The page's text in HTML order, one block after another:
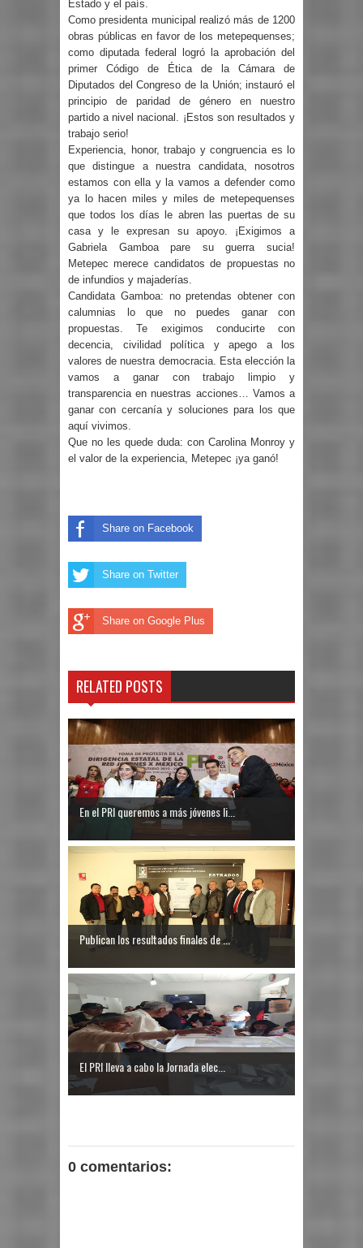
Estado y el país.
Como presidenta municipal realizó más de 1200
obras públicas en favor de los metepequenses;
como diputada federal logró la aprobación del
primer Código de Ética de la Cámara de
Diputados del Congreso de la Unión; instauró el
principio de paridad de género en nuestro
partido a nivel nacional. ¡Estos son resultados y
trabajo serio!
Experiencia, honor, trabajo y congruencia es lo
que distingue a nuestra candidata, nosotros
estamos con ella y la vamos a defender como
ya lo hacen miles y miles de metepequenses
que todos los días le abren las puertas de su
casa y le expresan su apoyo. ¡Exigimos a
Gabriela Gamboa pare su guerra sucia!
Metepec merece candidatos de propuestas no
de infundios y majaderías.
Candidata Gamboa: no pretendas obtener con
calumnias lo que no puedes ganar con
propuestas. Te exigimos conducirte con
decencia, civilidad política y apego a los
valores de nuestra democracia. Esta elección la
vamos a ganar con trabajo limpio y
transparencia en nuestras acciones… Vamos a
ganar con cercanía y soluciones para los que
aquí vivimos.
Que no les quede duda: con Carolina Monroy y
el valor de la experiencia, Metepec ¡ya ganó!
Share on Facebook
Share on Twitter
Share on Google Plus
RELATED POSTS
En el PRI queremos a más jóvenes li...
Publican los resultados finales de ...
El PRI lleva a cabo la Jornada elec...
0 comentarios: